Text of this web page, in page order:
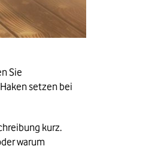
Sie
setzen bei
kurz.
warum